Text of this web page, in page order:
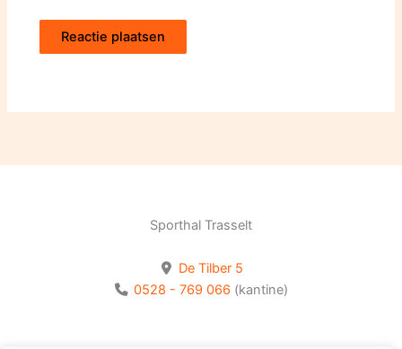
Sporthal Trasselt
De Tilber 5
0528 - 769 066 (kantine)